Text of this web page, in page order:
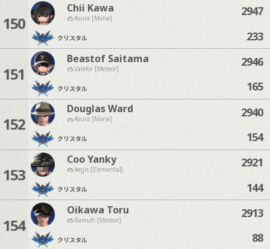
150
Chii Kawa
Asura [Mana]
クリスタル
2947
233
151
Beastof Saitama
Valefor [Meteor]
クリスタル
2946
165
152
Douglas Ward
Asura [Mana]
クリスタル
2940
154
153
Coo Yanky
Aegis [Elemental]
クリスタル
2921
144
154
Oikawa Toru
Ramuh [Meteor]
クリスタル
2913
88